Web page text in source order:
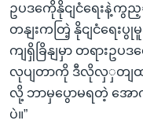
ဥပဒကေိုနိုငျငံရေးနဲ့ကွ
တနျးကတြဲ့ နိုငျငံရေ
ကျရှိခြိနျမှာ တရားဥပ
လုပျတာကို ဒီလိုလှှတျထာ
လို့ ဘာမှပွောမရတဲ့ အော
ပဲ။”